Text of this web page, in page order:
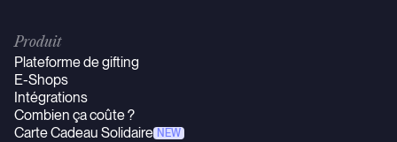
Produit
Plateforme de gifting
E-Shops
Intégrations
Combien ça coûte ?
Carte Cadeau Solidaire NEW